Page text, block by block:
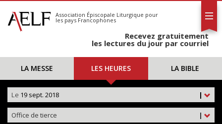
S'abonner
Calendrier
Association Épiscopale Liturgique pour
les pays Francophones
Recevez gratuitement
les lectures du jour par courriel
LA MESSE LES HEURES LA BIBLE
|
Le 19 sept. 2018
|
Office de tierce